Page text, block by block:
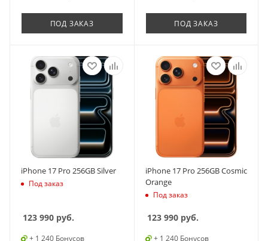
ПОД ЗАКАЗ ПОД ЗАКАЗ
iPhone 17 Pro 256GB Silver
Под заказ
123 990 руб.
+ 1 240 Бонусов
iPhone 17 Pro 256GB Cosmic
Orange
Под заказ
123 990руб.
+ 1 240 Бонусов